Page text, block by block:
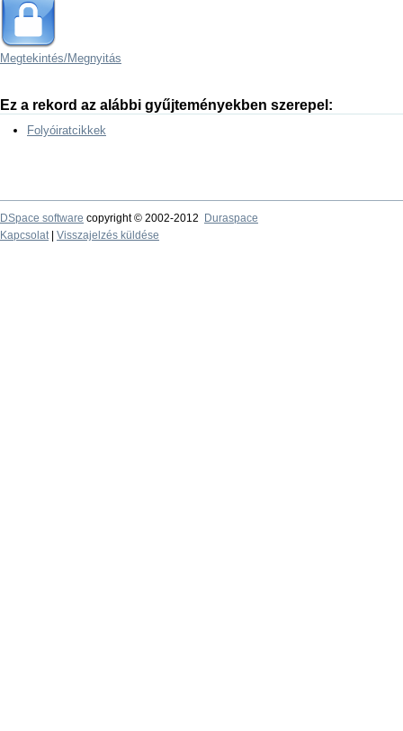
Megtekintés/Megnyitás
Ez a rekord az alábbi gyűjteményekben szerepel:
Folyóiratcikkek
DSpace software copyright © 2002-2012
Duraspace
Kapcsolat| Visszajelzés küldése